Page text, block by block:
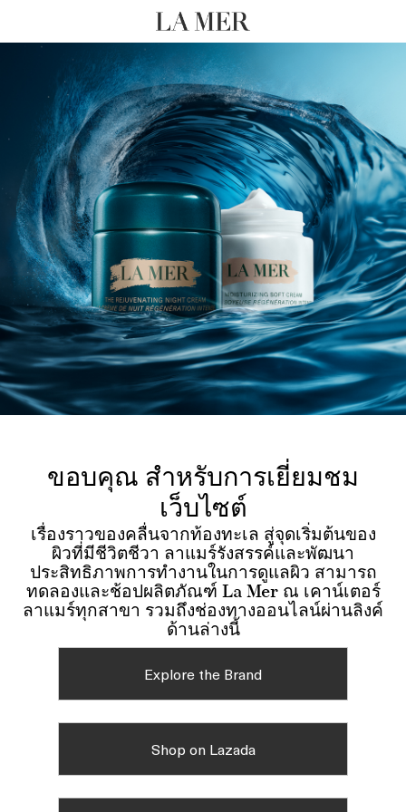
ขอบคุณ สำหรับการเยี่ยมชม
เว็บไซต์
เรื่องราวของคลื่นจากท้องทะเล สู่จุดเริ่มต้นของ
ผิวที่มีชีวิตชีวา ลาแมร์รังสรรค์และพัฒนา
ประสิทธิภาพการทำงานในการดูแลผิว สามารถ
ทดลองและช้อปผลิตภัณฑ์ La Mer ณ เคาน์เตอร์
ลาแมร์ทุกสาขา รวมถึงช่องทางออนไลน์ผ่านลิงค์
ด้านล่างนี้
Explore the Brand
Shop on Lazada